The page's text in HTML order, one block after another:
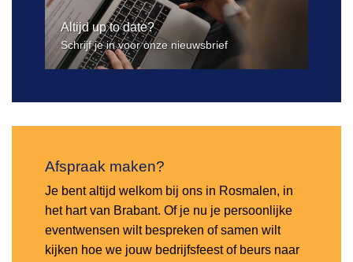
Altijd up to date?
Schrijf je in voor onze nieuwsbrief
Afspraak maken?
Je bent altijd welkom bij ons in Rosmalen, in
het hart van Brabant. Of je nu je persoonlijke
eventwensen wilt bespreken of samen wilt
kijken hoe we jouw bedrijfsfeest of beurs naar